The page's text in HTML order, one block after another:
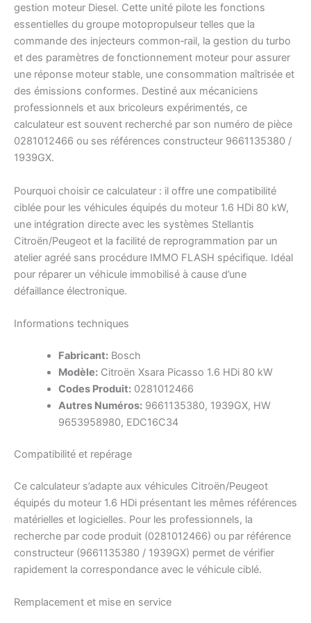
gestion moteur Diesel. Cette unité pilote les fonctions
essentielles du groupe motopropulseur telles que la
commande des injecteurs common‑rail, la gestion du turbo
et des paramètres de fonctionnement moteur pour assurer
une réponse moteur stable, une consommation maîtrisée et
des émissions conformes. Destiné aux mécaniciens
professionnels et aux bricoleurs expérimentés, ce
calculateur est souvent recherché par son numéro de pièce
0281012466 ou ses références constructeur 9661135380 /
1939GX.
Pourquoi choisir ce calculateur : il offre une compatibilité
ciblée pour les véhicules équipés du moteur 1.6 HDi 80 kW,
une intégration directe avec les systèmes Stellantis
Citroën/Peugeot et la facilité de reprogrammation par un
atelier agréé sans procédure IMMO FLASH spécifique. Idéal
pour réparer un véhicule immobilisé à cause d’une
défaillance électronique.
Informations techniques
Fabricant:Bosch
Modèle:Citroën Xsara Picasso 1.6 HDi 80 kW
Codes Produit:0281012466
Autres Numéros:9661135380, 1939GX, HW
9653958980, EDC16C34
Compatibilité et repérage
Ce calculateur s’adapte aux véhicules Citroën/Peugeot
équipés du moteur 1.6 HDi présentant les mêmes références
matérielles et logicielles. Pour les professionnels, la
recherche par code produit (0281012466) ou par référence
constructeur (9661135380 / 1939GX) permet de vérifier
rapidement la correspondance avec le véhicule ciblé.
Remplacement et mise en service